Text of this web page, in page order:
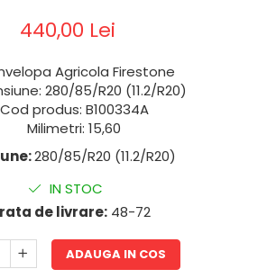
440,00 Lei
Agricola Firestone
280/85/R20 (11.2/R20)
Cod produs: B100334A
Milimetri: 15,60
280/85/R20 (11.2/R20)
IN STOC
de livrare: 48-72
ADAUGA IN COS